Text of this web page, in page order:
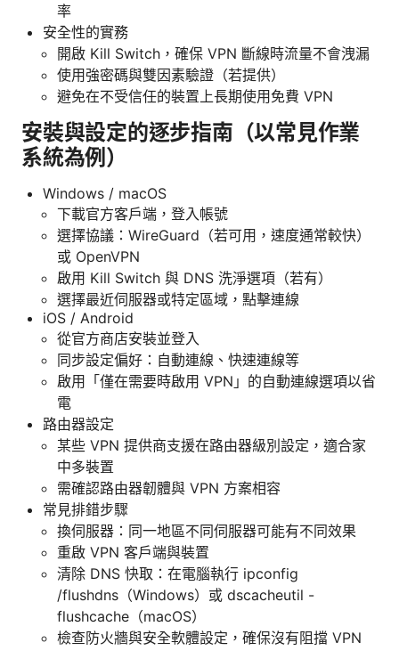
率
安全性的實務
開啟 Kill Switch，確保 VPN 斷線時流量不會洩漏
使用強密碼與雙因素驗證（若提供）
避免在不受信任的裝置上長期使用免費 VPN
安裝與設定的逐步指南（以常見作業
系統為例）
Windows / macOS
下載官方客戶端，登入帳號
選擇協議：WireGuard（若可用，速度通常較快）
或 OpenVPN
啟用 Kill Switch 與 DNS 洗淨選項（若有）
選擇最近伺服器或特定區域，點擊連線
iOS / Android
從官方商店安裝並登入
同步設定偏好：自動連線、快速連線等
啟用「僅在需要時啟用 VPN」的自動連線選項以省
電
路由器設定
某些 VPN 提供商支援在路由器級別設定，適合家
中多裝置
需確認路由器韌體與 VPN 方案相容
常見排錯步驟
換伺服器：同一地區不同伺服器可能有不同效果
重啟 VPN 客戶端與裝置
清除 DNS 快取：在電腦執行 ipconfig
/flushdns（Windows）或 dscacheutil -
flushcache（macOS）
檢查防火牆與安全軟體設定，確保沒有阻擋 VPN